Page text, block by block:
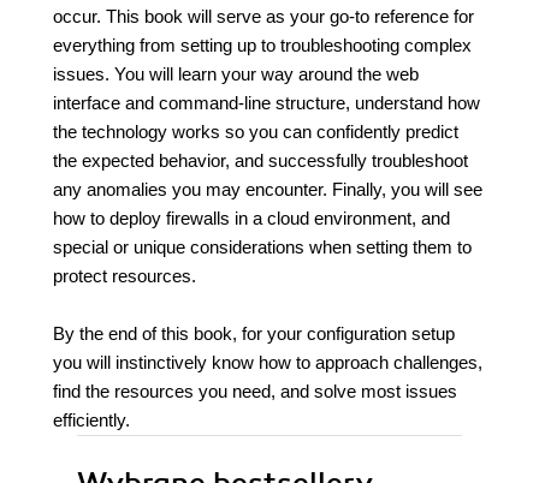
occur. This book will serve as your go-to reference for
everything from setting up to troubleshooting complex
issues. You will learn your way around the web
interface and command-line structure, understand how
the technology works so you can confidently predict
the expected behavior, and successfully troubleshoot
any anomalies you may encounter. Finally, you will see
how to deploy firewalls in a cloud environment, and
special or unique considerations when setting them to
protect resources.
By the end of this book, for your configuration setup
you will instinctively know how to approach challenges,
find the resources you need, and solve most issues
efficiently.